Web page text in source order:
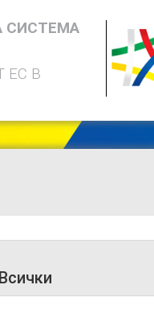
СИСТЕМА
ЕС В
Всички